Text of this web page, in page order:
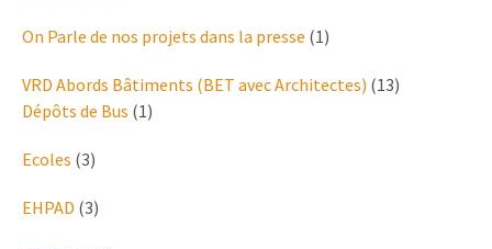
On Parle de nos projets dans la presse (1)
VRD Abords Bâtiments (BET avec Architectes) (13)
Dépôts de Bus (1)
Ecoles (3)
EHPAD (3)